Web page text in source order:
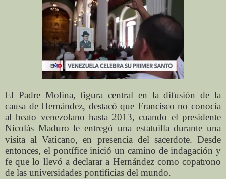
El Padre Molina, figura central en la difusión de la
causa de Hernández, destacó que Francisco no conocía
al beato venezolano hasta 2013, cuando el presidente
Nicolás Maduro le entregó una estatuilla durante una
visita al Vaticano, en presencia del sacerdote. Desde
entonces, el pontífice inició un camino de indagación y
fe que lo llevó a declarar a Hernández como copatrono
de las universidades pontificias del mundo.